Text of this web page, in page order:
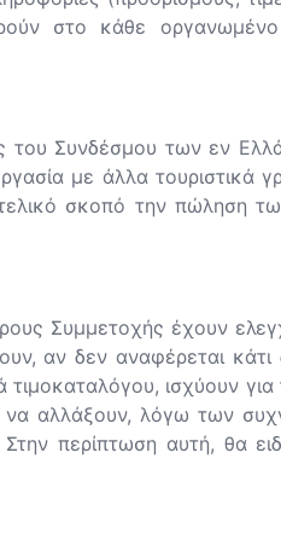
στο κάθε
του Συνδέσμου των εν
με άλλα τουριστικά
σκοπό την πώληση
Συμμετοχής έχουν
αν δεν αναφέρεται
ισχύουν
να αλλάξουν, λόγω των
περίπτωση αυτή, θα